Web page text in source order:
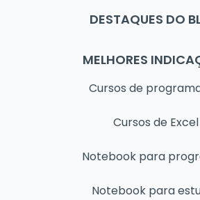
DESTAQUES DO
MELHORES
Cursos de
Cursos de Excel
Notebook para
Notebook para